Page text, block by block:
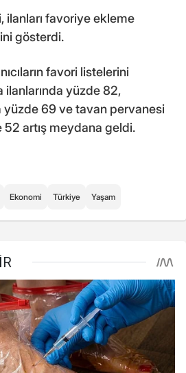
ilanları favoriye ekleme
gösterdi.
favori listelerini
yüzde 82,
yüzde 69 ve tavan pervanesi
52 artış meydana geldi.
Ekonomi Türkiye Yaşam